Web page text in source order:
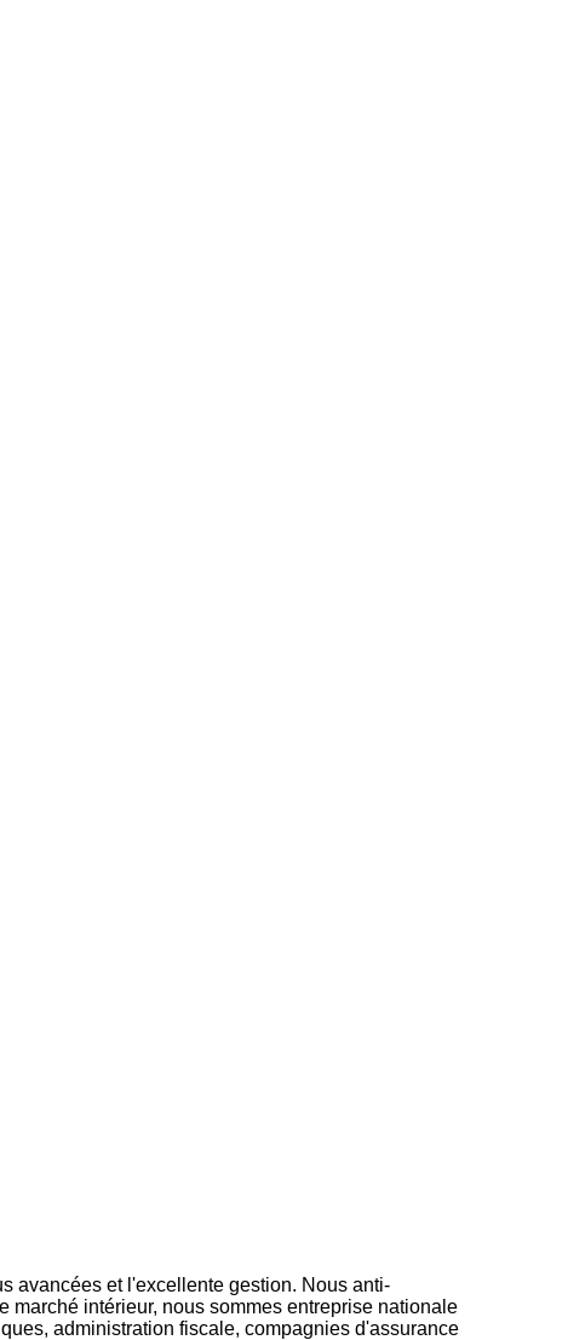
avancées et l'excellente gestion. Nous anti-
intérieur, nous sommes entreprise nationale
administration fiscale, compagnies d'assurance